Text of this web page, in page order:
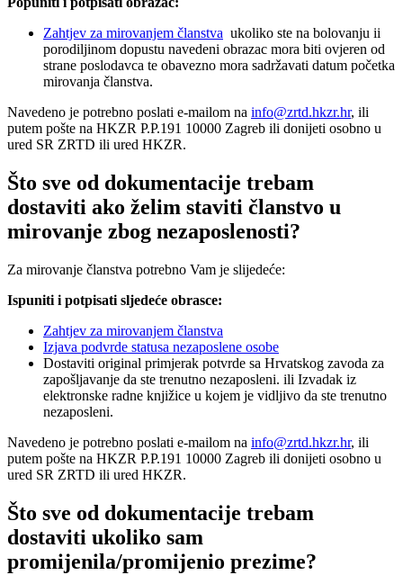
Zahtjev za mirovanjem članstva ukoliko ste na bolovanju ii
porodiljinom dopustu navedeni obrazac mora biti ovjeren od
strane poslodavca te obavezno mora sadržavati datum početka
mirovanja članstva.
Navedeno je potrebno poslati e-mailom na info@zrtd.hkzr.hr, ili
putem pošte na HKZR P.P.191 10000 Zagreb ili donijeti osobno u
ured SR ZRTD ili ured HKZR.
Što sve od dokumentacije trebam
dostaviti ako želim staviti članstvo u
mirovanje zbog nezaposlenosti?
Za mirovanje članstva potrebno Vam je slijedeće:
Ispuniti i potpisati sljedeće obrasce:
Zahtjev za mirovanjem članstva
Izjava podvrde statusa nezaposlene osobe
Dostaviti original primjerak potvrde sa Hrvatskog zavoda za
zapošljavanje da ste trenutno nezaposleni. ili Izvadak iz
elektronske radne knjižice u kojem je vidljivo da ste trenutno
nezaposleni.
Navedeno je potrebno poslati e-mailom na info@zrtd.hkzr.hr, ili
putem pošte na HKZR P.P.191 10000 Zagreb ili donijeti osobno u
ured SR ZRTD ili ured HKZR.
Što sve od dokumentacije trebam
dostaviti ukoliko sam
promijenila/promijenio prezime?